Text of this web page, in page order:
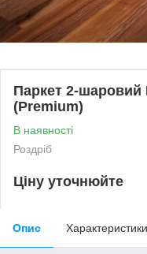
Паркет 2-шаровий
(Premium)
В наявності
Роздріб
Ціну уточнюйте
Опис Характеристики